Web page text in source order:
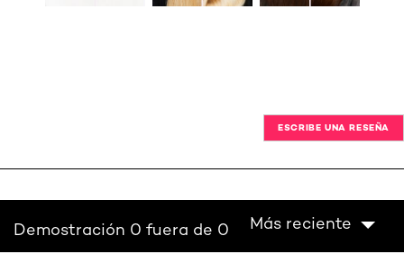
ESCRIBE UNA RESEÑA
Demostración 0 fuera de 0 Más reciente